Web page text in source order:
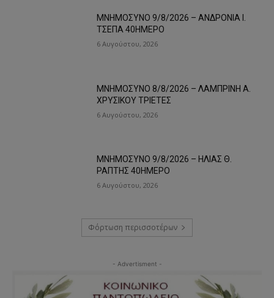
ΜΝΗΜΟΣΥΝΟ 9/8/2026 – ΑΝΔΡΟΝΙΑ Ι.
ΤΣΕΠΑ 40ΗΜΕΡΟ
6 Αυγούστου, 2026
ΜΝΗΜΟΣΥΝΟ 8/8/2026 – ΛΑΜΠΡΙΝΗ Α.
ΧΡΥΣΙΚΟΥ ΤΡΙΕΤΕΣ
6 Αυγούστου, 2026
ΜΝΗΜΟΣΥΝΟ 9/8/2026 – ΗΛΙΑΣ Θ.
ΡΑΠΤΗΣ 40ΗΜΕΡΟ
6 Αυγούστου, 2026
Φόρτωση περισσοτέρων
- Advertisment -